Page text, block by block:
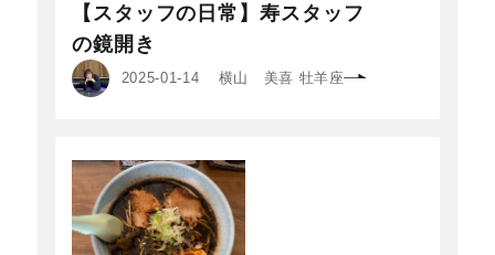
【スタッフの日常】寿スタッフ
の鏡開き
2025-01-14 横山 美喜 牡羊座